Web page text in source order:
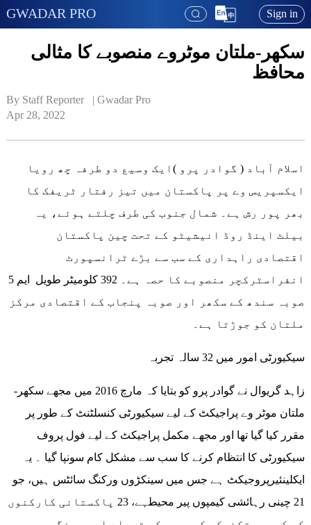
GWADAR PRO Sign in
سکھر-ملتان موٹروے منصوبے کا مثالی
محافظ
By Staff Reporter   | Gwadar Pro
Apr 28, 2022
اسلام آباد ( گوادر پرو )ایک وسیع دو طرفہ چھ رویا
ایکسپریس وے پر پاکستان میں تیز رفتار ٹریفک کا
بھر پور رش ہے۔ شمال جنوب کی طرف چلتے ہوئے، یہ
بیلٹ اینڈ روڈ انیشیٹو کے تحت چین پاکستان
اقتصادی راہداری کے سب سے بڑے ٹرانسپورٹ
انفراسٹرکچر منصوبے کا حصہ ہے۔ 392 کلومیٹر طویل ایم 5
صوبہ سندھ کے سکھر اور صوبہ پنجاب کے اقتصادی مرکز
ملتان کو جوڑتا ہے۔
سیکیورٹی امور میں 32 سالہ تجربہ
زاہد گریوال نے گوادر پرو کو بتایا کہ مارچ 2016 میں مجھے سکھر-
ملتان موٹر وے پراجیکٹ کے لیے سیکیورٹی کنسلٹنٹ کے طور پر
مقرر کیا گیا تھا اور مجھے مکمل پراجیکٹ کے لیے فول پروف
سیکیورٹی کا انتظام کرنے کا سب سے مشکل کام سونپا گیا ۔ یہ
ایکلینئیرپروجیکٹ ہے جس میں سینکڑوں ورکنگ سائٹس ہیں، جو
21 چینی رہائشی کیمپوں پیر محیطہے، 23 پاکستانی کارکنوں